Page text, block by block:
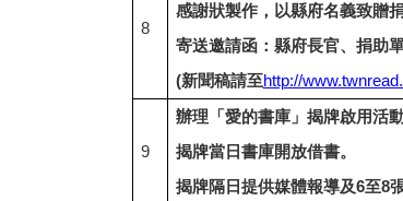
8
感謝狀製作，以縣府名義致贈
寄送邀請函：縣府長官、捐助單
(新聞稿請至http://
9
辦理「愛的書庫」揭牌啟用活動
揭牌當日書庫開放借書。
揭牌隔日提供媒體報導及6至8張